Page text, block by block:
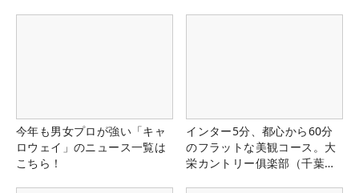
今年も男女プロが強い「キャ
ロウェイ」のニュース一覧は
こちら！
インター5分、都心から60分
のフラットな美観コース。大
栄カントリー俱楽部（千葉